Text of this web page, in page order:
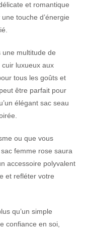
et romantique
touche d’énergie
une multitude de
luxueux aux
tous les goûts et
être parfait pour
élégant sac seau
ou que vous
femme rose saura
accessoire polyvalent
et refléter votre
qu’un simple
confiance en soi,